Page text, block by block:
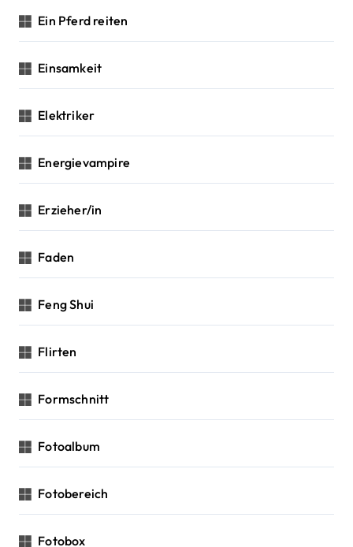
Ein Pferd reiten
Einsamkeit
Elektriker
Energievampire
Erzieher/in
Faden
Feng Shui
Flirten
Formschnitt
Fotoalbum
Fotobereich
Fotobox